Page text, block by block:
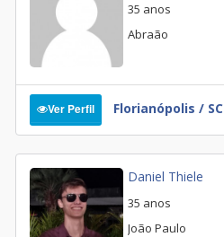
35 anos
Abraão
Ver Perfil Florianópolis / SC
Daniel Thiele
35 anos
João Paulo